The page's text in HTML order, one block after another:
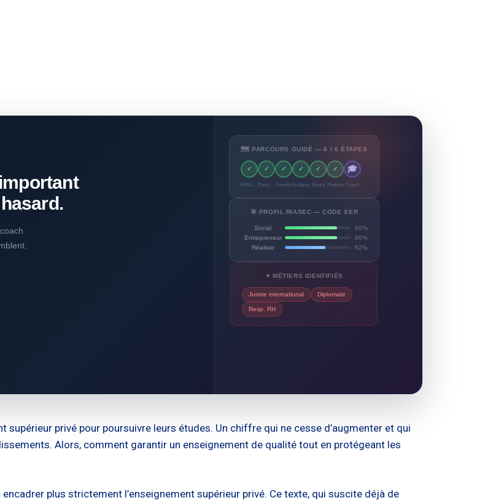
🗺️ PARCOURS GUIDÉ — 6 / 6 ÉTAPES
✓ ✓ ✓ ✓ ✓ ✓ 🎓
Famille Scolaire Neuro Phobies Coach
🎯 PROFIL RIASEC — CODE SER
Social
80%
Entrepreneur
80%
Réaliste
62%
✦ MÉTIERS IDENTIFIÉS
Juriste international Diplomate
Resp. RH
supérieur privé pour poursuivre leurs études. Un chiffre qui ne cesse d’augmenter et qui
Alors, comment garantir un enseignement de qualité tout en protégeant les
plus strictement l’enseignement supérieur privé. Ce texte, qui suscite déjà de